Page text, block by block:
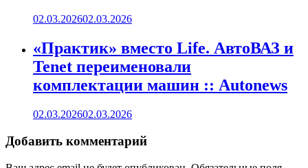
02.03.202602.03.2026
«Практик» вместо Life. АвтоВАЗ и
Tenet переименовали
комплектации машин :: Autonews
02.03.202602.03.2026
Добавить комментарий